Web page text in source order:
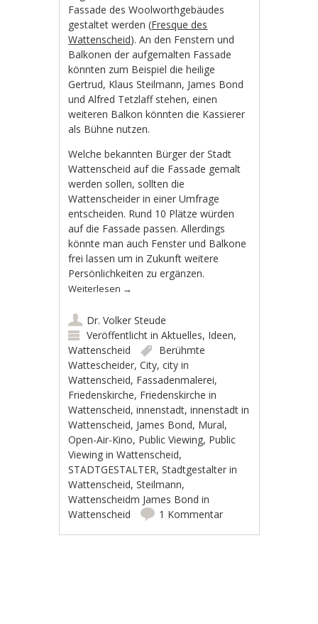
Fassade des Woolworthgebäudes
gestaltet werden (Fresque des
Wattenscheid). An den Fenstern und
Balkonen der aufgemalten Fassade
könnten zum Beispiel die heilige
Gertrud, Klaus Steilmann, James Bond
und Alfred Tetzlaff stehen, einen
weiteren Balkon könnten die Kassierer
als Bühne nutzen.
Welche bekannten Bürger der Stadt
Wattenscheid auf die Fassade gemalt
werden sollen, sollten die
Wattenscheider in einer Umfrage
entscheiden. Rund 10 Plätze würden
auf die Fassade passen. Allerdings
könnte man auch Fenster und Balkone
frei lassen um in Zukunft weitere
Persönlichkeiten zu ergänzen.
Weiterlesen →
Dr. Volker Steude
Veröffentlicht inAktuelles, Ideen,
Wattenscheid
Berühmte
Wattescheider,City,city in
Wattenscheid, Fassadenmalerei,
Friedenskirche, Friedenskirche in
Wattenscheid,innenstadt,innenstadt in
Wattenscheid, James Bond, Mural,
Open-Air-Kino, Public Viewing, Public
Viewing in Wattenscheid,
STADTGESTALTER,Stadtgestalter in
Wattenscheid,Steilmann,
Wattenscheidm James Bond in
Wattenscheid
1 Kommentar